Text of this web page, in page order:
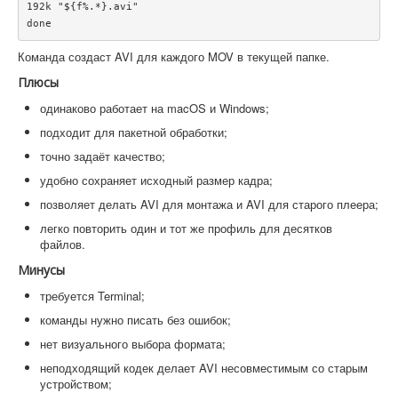
192k "${f%.*}.avi"
Команда создаст AVI для каждого MOV в текущей папке.
Плюсы
одинаково работает на macOS и Windows;
подходит для пакетной обработки;
точно задаёт качество;
удобно сохраняет исходный размер кадра;
позволяет делать AVI для монтажа и AVI для старого плеера;
легко повторить один и тот же профиль для десятков
файлов.
Минусы
требуется Terminal;
команды нужно писать без ошибок;
нет визуального выбора формата;
неподходящий кодек делает AVI несовместимым со старым
устройством;